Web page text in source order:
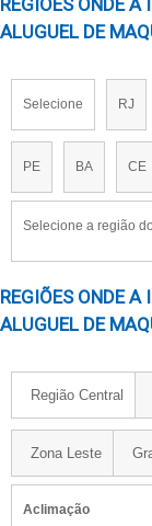
IMPRESSORA PARA
IMPRESSORAS A3
IMPRESSORA EPSON
IMPRESSORA EPSON
IMPRESSORA QUE
IMPRESSORA QUE
IMPRESSORAS
REGIÕES ONDE A
ALUGUEL DE
Selecione RJ
PE BA CE
Selecione a região
REGIÕES ONDE A
ALUGUEL DE
Região Central
Zona Leste
Aclimação